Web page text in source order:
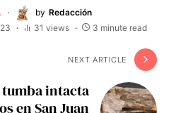
by Redacción
31 views 3 minute read
NEXT ARTICLE
tumba intacta
en San Juan